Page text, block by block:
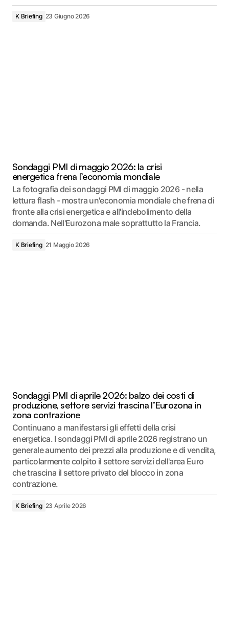
K Briefing 23 Giugno 2026
Sondaggi PMI di maggio 2026: la crisi
energetica frena l’economia mondiale
La fotografia dei sondaggi PMI di maggio 2026 - nella
lettura flash - mostra un'economia mondiale che frena di
fronte alla crisi energetica e all'indebolimento della
domanda. Nell'Eurozona male soprattutto la Francia.
K Briefing 21 Maggio 2026
Sondaggi PMI di aprile 2026: balzo dei costi di
produzione, settore servizi trascina l’Eurozona in
zona contrazione
Continuano a manifestarsi gli effetti della crisi
energetica. I sondaggi PMI di aprile 2026 registrano un
generale aumento dei prezzi alla produzione e di vendita,
particolarmente colpito il settore servizi dell'area Euro
che trascina il settore privato del blocco in zona
contrazione.
K Briefing 23 Aprile 2026